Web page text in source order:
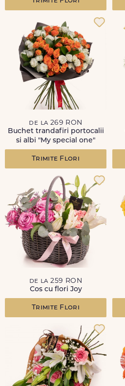
de la 269 RON
Buchet trandafiri portocalii
si albi "My special one"
Trimite Flori
de la 259 RON
Cos cu flori Joy
Trimite Flori